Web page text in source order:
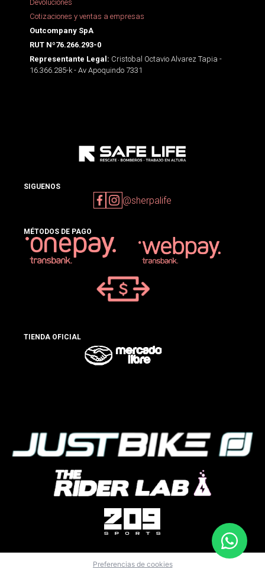
Devoluciones
Cotizaciones y ventas a empresas
Outcompany SpA
RUT Nº76.266.293-0
Representante Legal: Cristobal Octavio Alvarez Tapia -
16.366.285-k - Av Apoquindo 7331
SIGUENOS
@sherpalife
MÉTODOS DE PAGO
TIENDA OFICIAL
Preferencias de cookies